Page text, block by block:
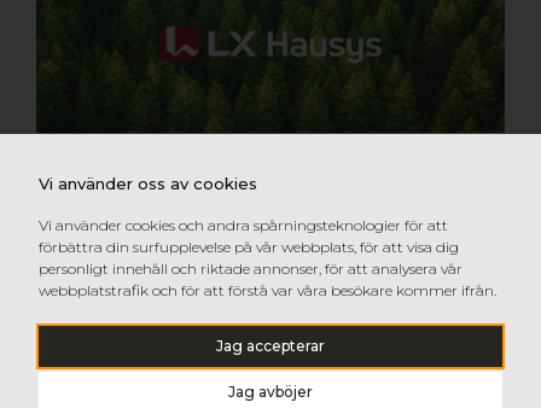
Vi använder oss av cookies
Vi använder cookies och andra spårningsteknologier för att
förbättra din surfupplevelse på vår webbplats, för att visa dig
personligt innehåll och riktade annonser, för att analysera vår
webbplatstrafik och för att förstå var våra besökare kommer ifrån.
Jag accepterar
Jag avböjer
kompositmaterial HI-MACS® har sen den 1 juli 2021 bytt
under 2021 och planeras vara färdigställt mot slutet av
året, vilket inkluderar uppdatering av logo,
broschyrmaterial etc.
Namnbytet innebär ingen förändring av material,
service eller leveranssäkerhet.